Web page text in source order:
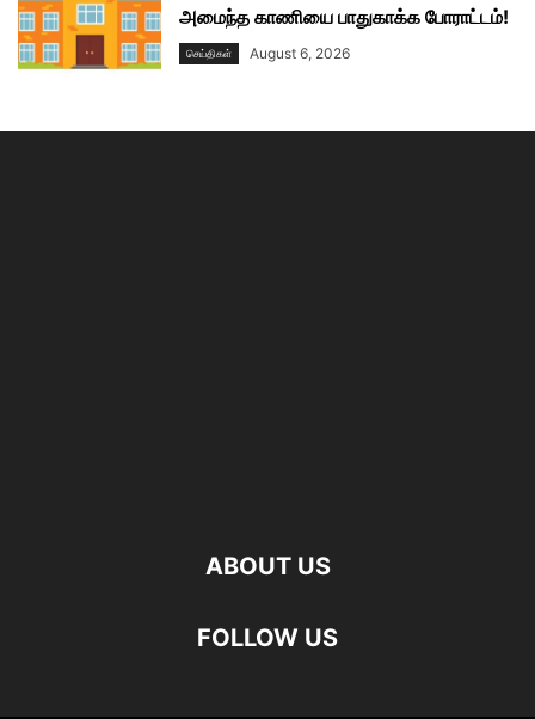
அமைந்த காணியை பாதுகாக்க போராட்டம்!
செய்திகள் August 6, 2026
ABOUT US
FOLLOW US